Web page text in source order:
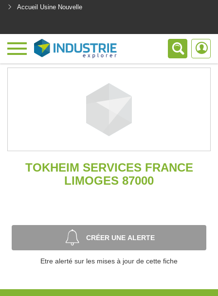
Accueil Usine Nouvelle
TOKHEIM SERVICES FRANCE
LIMOGES 87000
CRÉER UNE ALERTE
Etre alerté sur les mises à jour de cette fiche